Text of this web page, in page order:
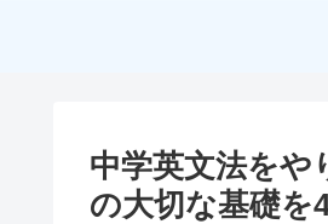
中学英文法をや
の大切な基礎を